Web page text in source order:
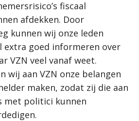
fiscaal
afdekken. Door
kunnen wij onze leden
extra goed informeren over
VZN veel vanaf weet.
wij aan VZN onze belangen
maken, zodat zij die aan
met politici kunnen